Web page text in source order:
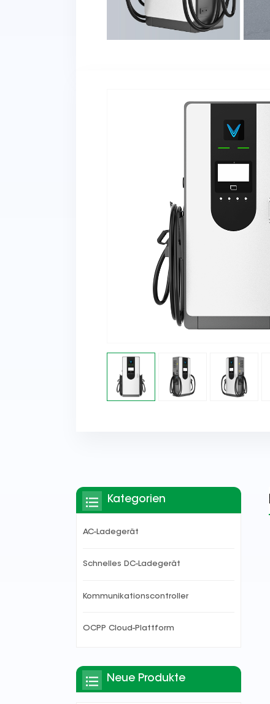
Kategorien
AC-Ladegerät
Schnelles DC-Ladegerät
Kommunikationscontroller
OCPP Cloud-Plattform
Neue Produkte